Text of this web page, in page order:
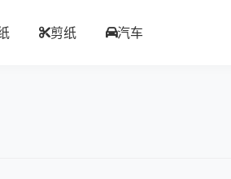
剪纸 汽车